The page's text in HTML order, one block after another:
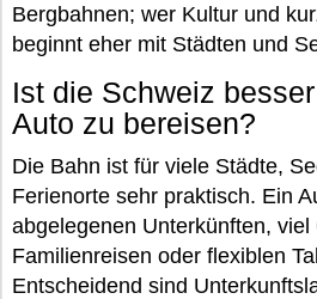
Bergbahnen; wer Kultur und
beginnt eher mit Städten und
Ist die Schweiz
Auto zu bereisen?
Die Bahn ist für viele Städte,
Ferienorte sehr praktisch. Ein
abgelegenen Unterkünften, viel
Familienreisen oder flexiblen
Entscheidend sind